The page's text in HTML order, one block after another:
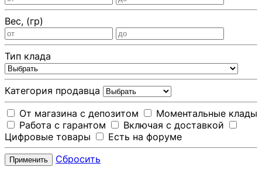
Вес, (гр)
Тип клада
Категория продавца
От магазина с депозитом
Моментальные клады
Работа с гарантом
Включая с доставкой
Цифровые товары
Есть на форуме
Применить Сбросить